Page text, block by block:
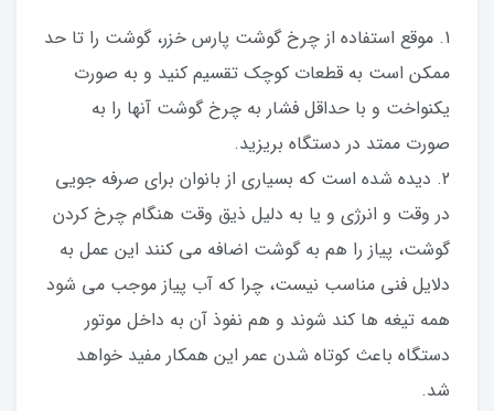
1. موقع استفاده از چرخ گوشت پارس خزر، گوشت را تا حد
ممکن است به قطعات کوچک تقسیم کنید و به صورت
یکنواخت و با حداقل فشار به چرخ گوشت آنها را به
صورت ممتد در دستگاه بریزید.
2. دیده شده است که بسیاری از بانوان برای صرفه جویی
در وقت و انرژی و یا به دلیل ذیق وقت هنگام چرخ کردن
گوشت، پیاز را هم به گوشت اضافه می کنند این عمل به
دلایل فنی مناسب نیست، چرا که آب پیاز موجب می شود
همه تیغه ها کند شوند و هم نفوذ آن به داخل موتور
دستگاه باعث کوتاه شدن عمر این همکار مفید خواهد
شد.